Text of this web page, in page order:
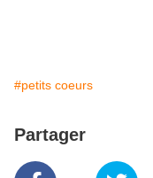
#petits coeurs
Partager